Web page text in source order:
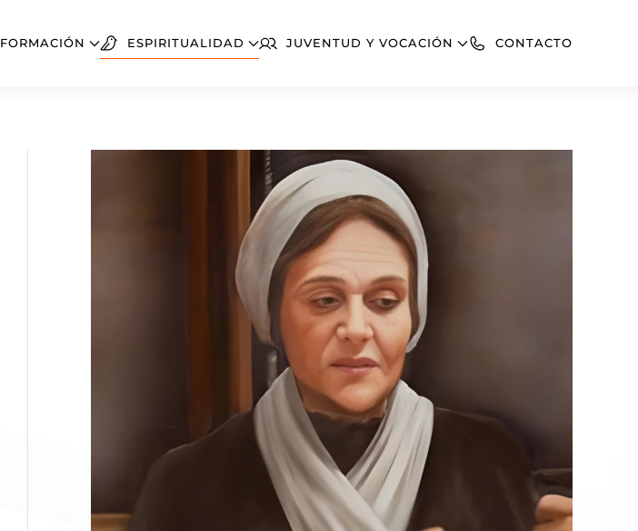
FORMACIÓN ESPIRITUALIDAD JUVENTUD Y VOCACIÓN CONTACTO